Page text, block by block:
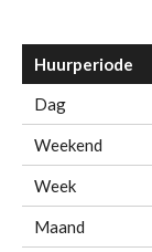
Huurperiode
Dag
Weekend
Week
Maand